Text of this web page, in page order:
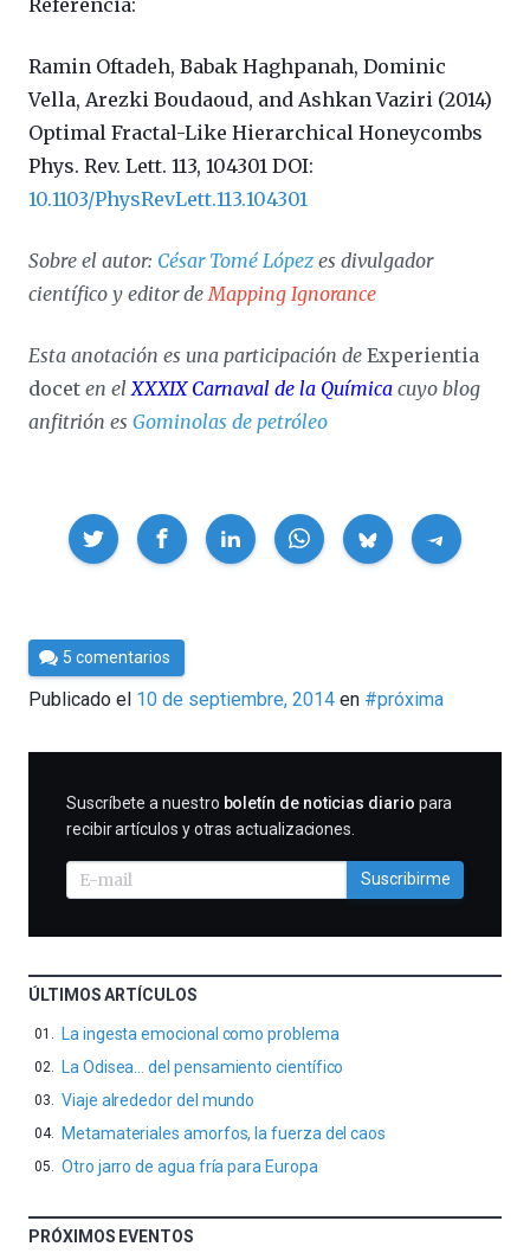
Ramin Oftadeh, Babak Haghpanah, Dominic
Vella, Arezki Boudaoud, and Ashkan Vaziri (2014)
Optimal Fractal-Like Hierarchical Honeycombs
Phys. Rev. Lett. 113, 104301 DOI:
10.1103/PhysRevLett.113.104301
Sobre el autor: César Tomé López es divulgador
científico y editor de Mapping Ignorance
Esta anotación es una participación de Experientia
docet en el XXXIX Carnaval de la Química cuyo blog
anfitrión es Gominolas de petróleo
Compartir
Por
César
Tomé
5 comentarios
Publicado el 10 de septiembre, 2014 en #próxima
SUSCRIBIRME
Suscríbete a nuestro boletín de noticias diario para
recibir artículos y otras actualizaciones.
Suscribirme
ÚLTIMOS ARTÍCULOS
La ingesta emocional como problema
La Odisea… del pensamiento científico
Viaje alrededor del mundo
Metamateriales amorfos, la fuerza del caos
Otro jarro de agua fría para Europa
PRÓXIMOS EVENTOS